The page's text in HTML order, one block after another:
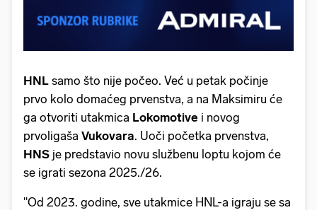
HNL samo što nije počeo. Već u petak počinje
prvo kolo domaćeg prvenstva, a na Maksimiru će
ga otvoriti utakmica Lokomotive i novog
prvoligaša Vukovara. Uoči početka prvenstva,
HNS je predstavio novu službenu loptu kojom će
se igrati sezona 2025./26.
"Od 2023. godine, sve utakmice HNL-a igraju se sa